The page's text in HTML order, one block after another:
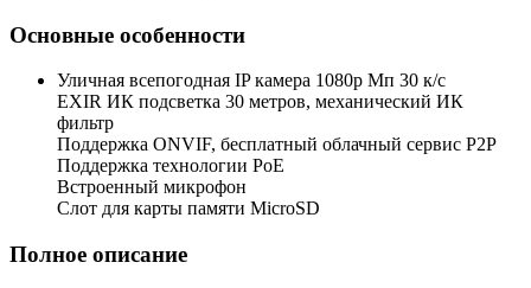
Основные особенности
Уличная всепогодная IP камера 1080p Мп 30 к/с
EXIR ИК подсветка 30 метров, механический ИК
фильтр
Поддержка ONVIF, бесплатный облачный сервис P2P
Поддержка технологии PoE
Встроенный микрофон
Слот для карты памяти MicroSD
Полное описание